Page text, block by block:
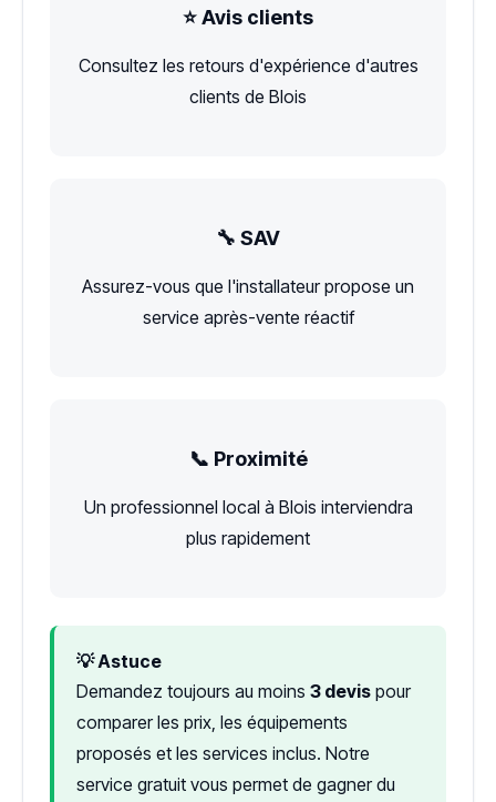
⭐ Avis clients
Consultez les retours d'expérience d'autres
clients de Blois
🔧 SAV
Assurez-vous que l'installateur propose un
service après-vente réactif
📞 Proximité
Un professionnel local à Blois interviendra
plus rapidement
💡 Astuce
Demandez toujours au moins 3 devis pour
comparer les prix, les équipements
proposés et les services inclus. Notre
service gratuit vous permet de gagner du